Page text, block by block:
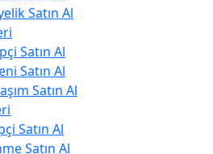
Satın Al
Satın Al
Satın Al
Satın Al
Satın Al
Satın Al